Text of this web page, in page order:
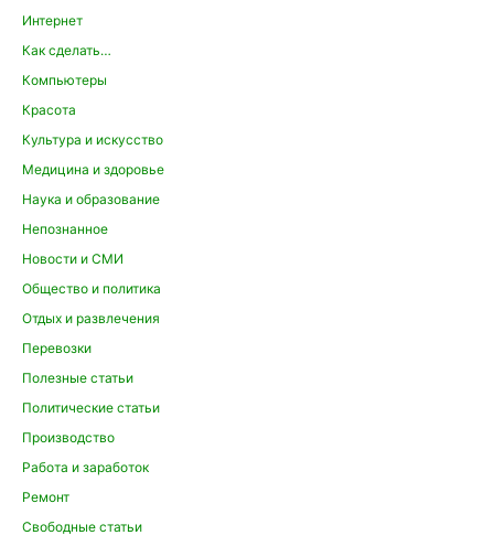
Интернет
Как сделать…
Компьютеры
Красота
Культура и искусство
Медицина и здоровье
Наука и образование
Непознанное
Новости и СМИ
Общество и политика
Отдых и развлечения
Перевозки
Полезные статьи
Политические статьи
Производство
Работа и заработок
Ремонт
Свободные статьи